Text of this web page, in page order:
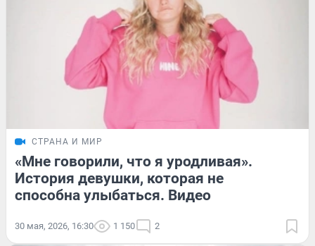
СТРАНА И МИР
«Мне говорили, что я уродливая».
История девушки, которая не
способна улыбаться. Видео
30 мая, 2026, 16:30 1 150 2